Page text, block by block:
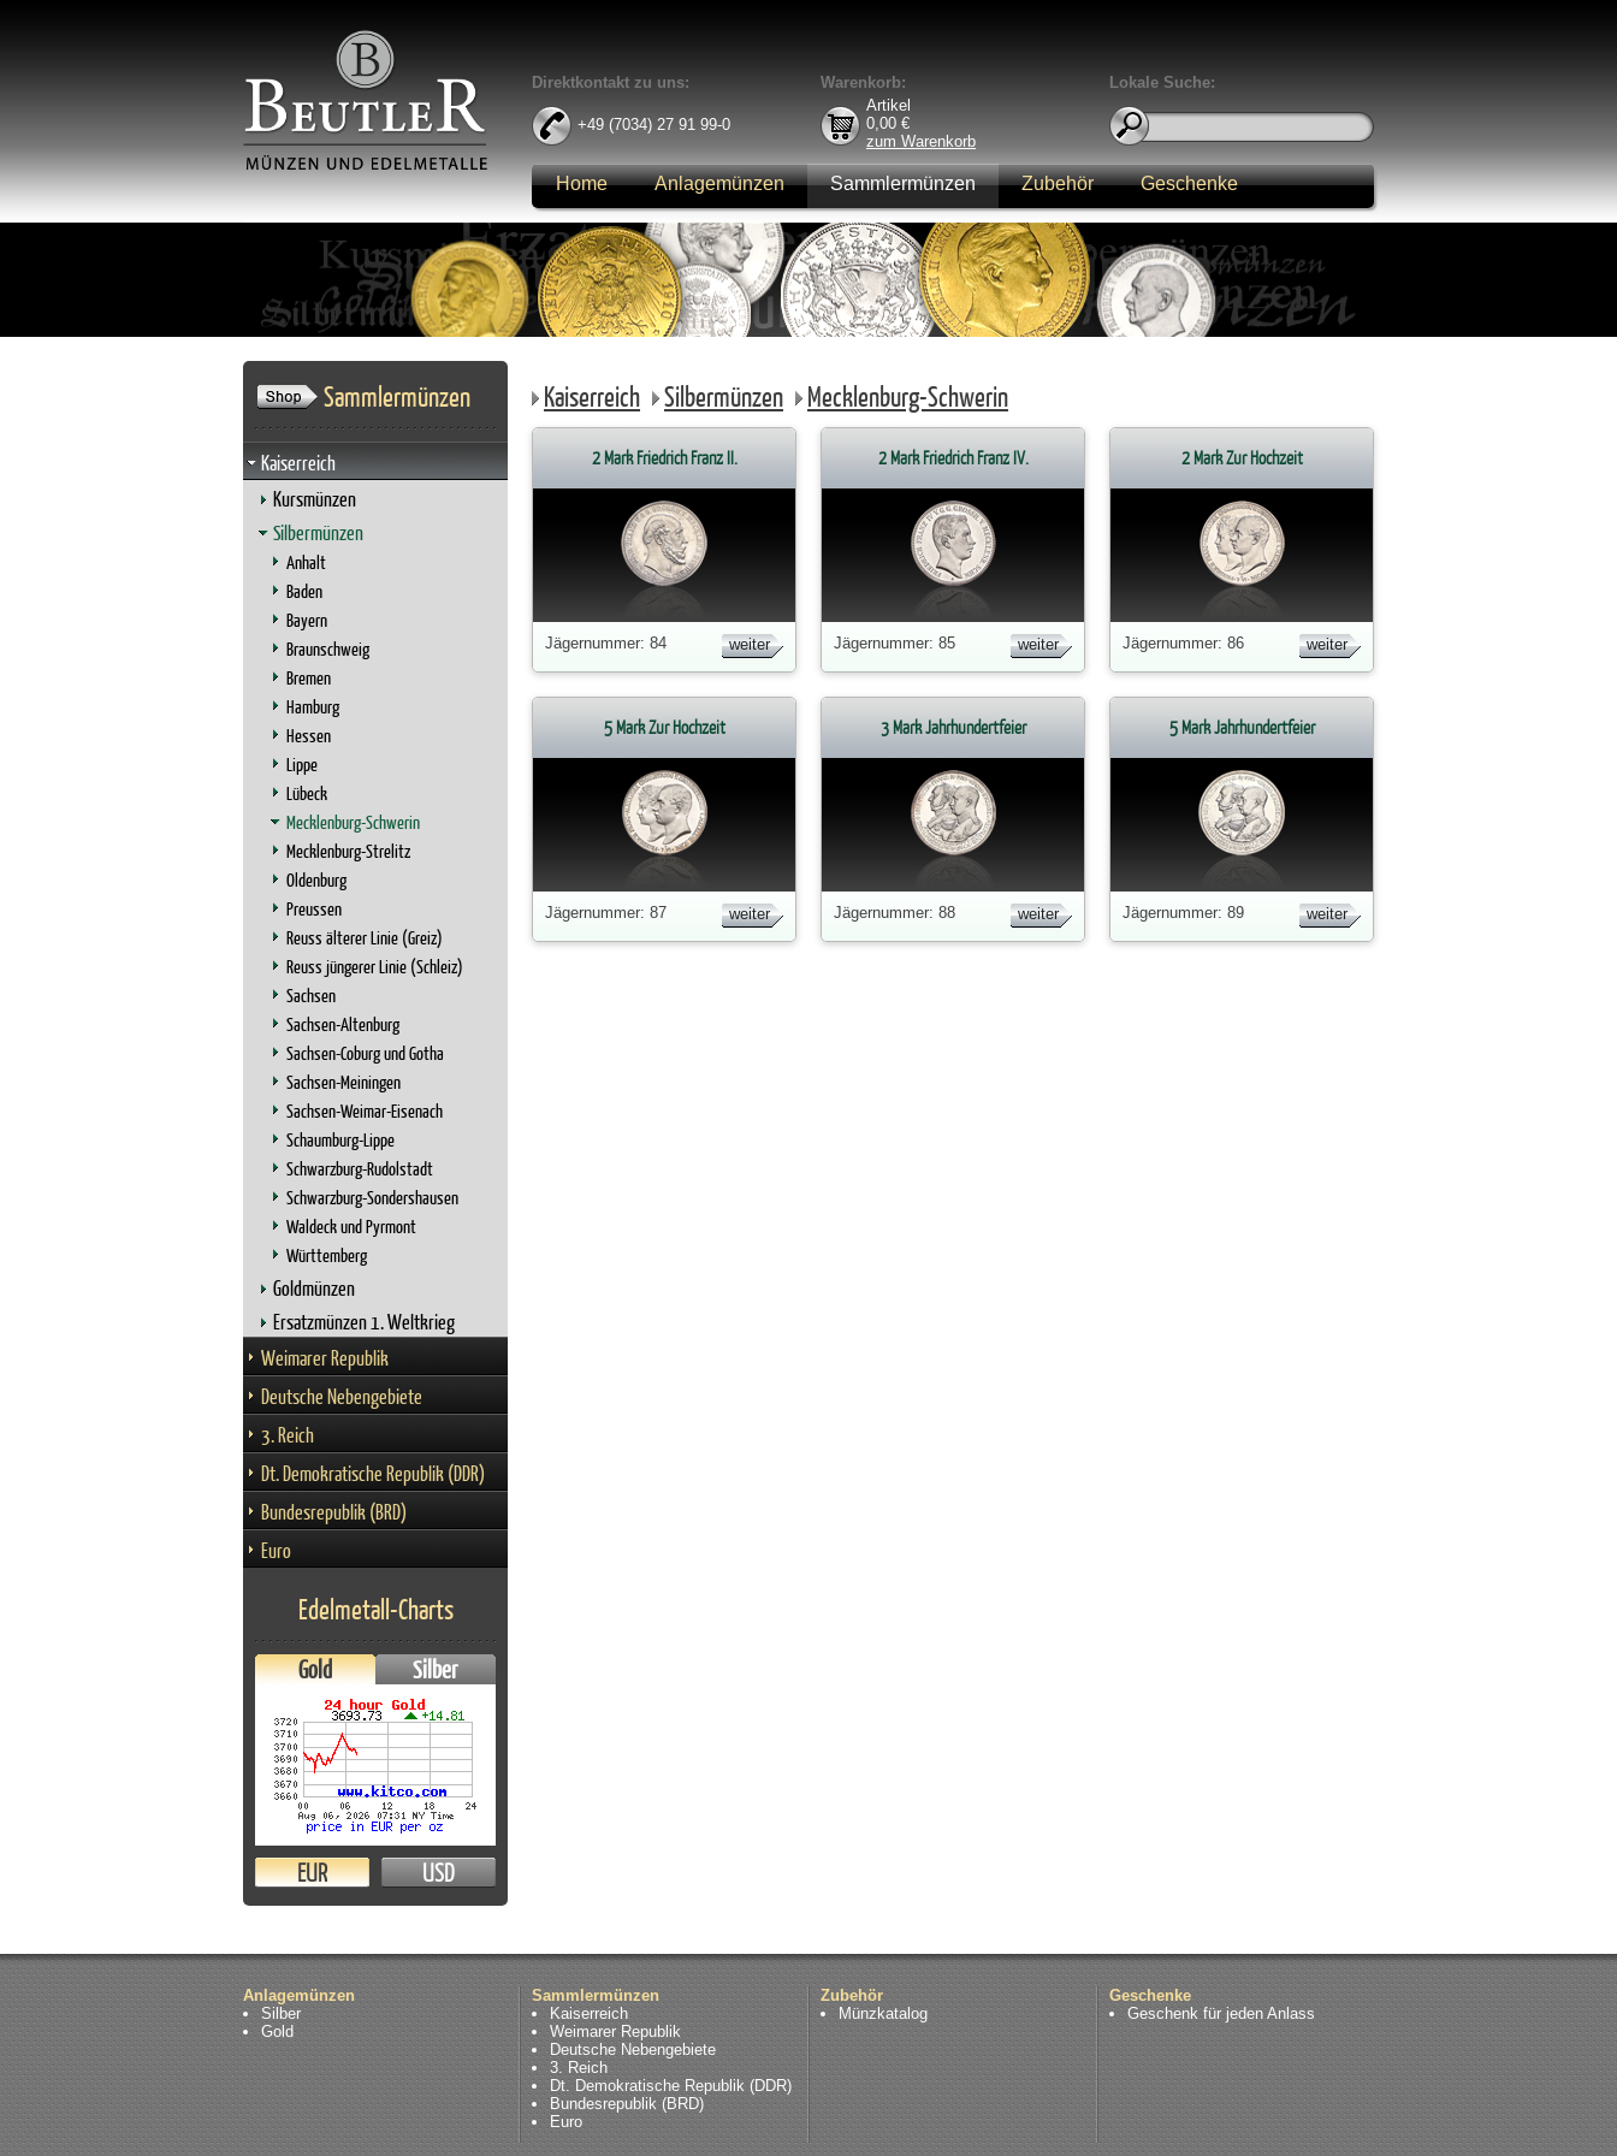
Direktkontakt zu uns:
+49 (7034) 27 91 99-0
Warenkorb:
Artikel
0,00 €
zum Warenkorb
Lokale Suche:
Home Anlagemünzen Sammlermünzen Zubehör Geschenke
Anmelden
Sammlermünzen
Kaiserreich
Kursmünzen
Silbermünzen
Anhalt
Baden
Bayern
Braunschweig
Bremen
Hamburg
Hessen
Lippe
Lübeck
Mecklenburg-Schwerin
Mecklenburg-Strelitz
Oldenburg
Preussen
Reuss älterer Linie (Greiz)
Reuss jüngerer Linie (Schleiz)
Sachsen
Sachsen-Altenburg
Sachsen-Coburg und Gotha
Sachsen-Meiningen
Sachsen-Weimar-Eisenach
Schaumburg-Lippe
Schwarzburg-Rudolstadt
Schwarzburg-Sondershausen
Waldeck und Pyrmont
Württemberg
Goldmünzen
Ersatzmünzen 1. Weltkrieg
Weimarer Republik
Deutsche Nebengebiete
3. Reich
Dt. Demokratische Republik (DDR)
Bundesrepublik (BRD)
Euro
Edelmetall-Charts
Gold Silber
EUR USD
Kaiserreich Silbermünzen Mecklenburg-Schwerin
2 Mark Friedrich Franz II.
Jägernummer: 84 weiter
2 Mark Friedrich Franz IV.
Jägernummer: 85 weiter
2 Mark Zur Hochzeit
Jägernummer: 86 weiter
5 Mark Zur Hochzeit
Jägernummer: 87 weiter
3 Mark Jahrhundertfeier
Jägernummer: 88 weiter
5 Mark Jahrhundertfeier
Jägernummer: 89 weiter
Anlagemünzen
Silber
Gold
Sammlermünzen
Kaiserreich
Weimarer Republik
Deutsche Nebengebiete
3. Reich
Dt. Demokratische Republik (DDR)
Bundesrepublik (BRD)
Euro
Zubehör
Münzkatalog
Geschenke
Geschenk für jeden Anlass